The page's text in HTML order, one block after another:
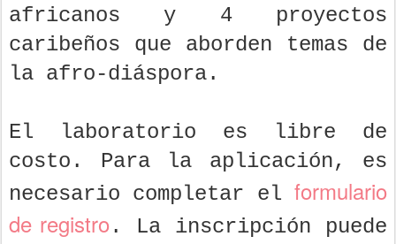
africanos y 4 proyectos
caribeños que aborden temas de
la afro-diáspora.
El laboratorio es libre de
costo. Para la aplicación, es
necesario completar el formulario
de registro. La inscripción puede